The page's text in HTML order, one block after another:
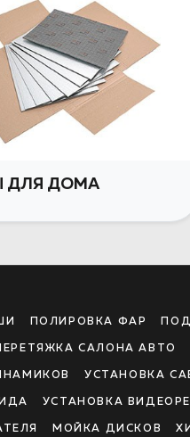
ДЛЯ ДОМА
ПОЛИРОВКА ФАР
САЛОНА АВТО
УСТАНОВКА
УСТАНОВКА
МОЙКА ДИСКОВ